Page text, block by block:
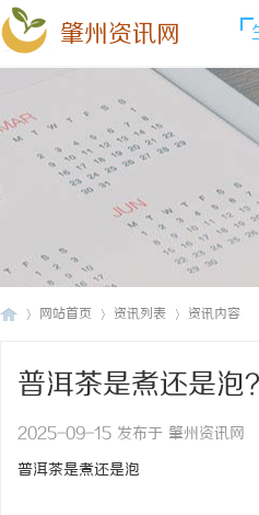
肇州资讯网
网站首页 资讯列表 资讯内容
普洱茶是煮还是泡
2025-09-15 发布于 肇州资讯网
普洱茶是煮还是泡